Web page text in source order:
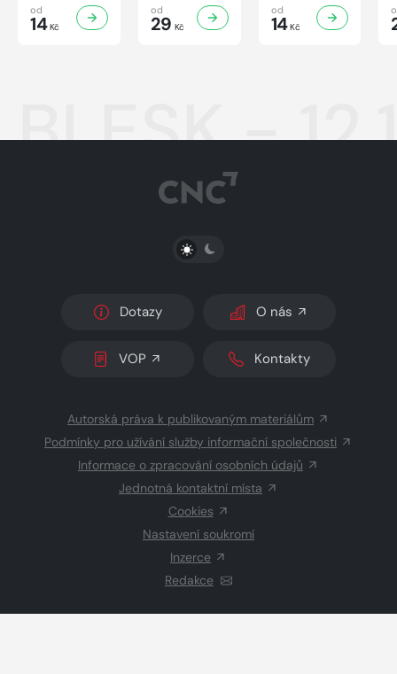
od
14Kč
od
29 Kč
od
14Kč
BLESK -
PŘEPNOUT SVĚTLÝ/TMAVÝ REŽIM
Dotazy O nás
VOP Kontakty
Autorská práva k publikovaným materiálům
Podmínky pro užívání služby informační společnosti
Informace o zpracování osobních údajů
Jednotná kontaktní místa
Cookies
Nastavení soukromí
Inzerce
Redakce